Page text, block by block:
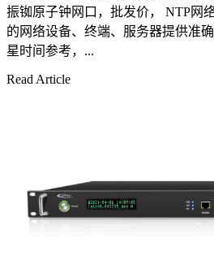
振铷原子钟网口，批发价， NTP网
的网络设备、终端、服务器提供准
星时间参考，...
Read Article